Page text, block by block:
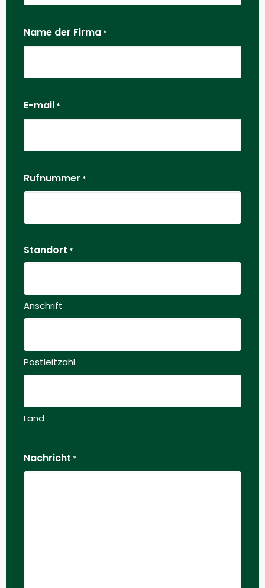
Name der Firma *
E-mail *
Rufnummer *
Standort *
Anschrift
Postleitzahl
Land
Nachricht *